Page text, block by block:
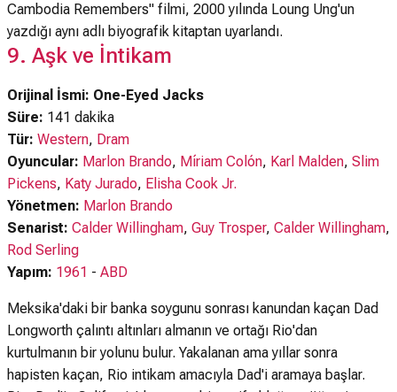
Cambodia Remembers" filmi, 2000 yılında Loung Ung'un
yazdığı aynı adlı biyografik kitaptan uyarlandı.
9. Aşk ve İntikam
Orijinal İsmi: One-Eyed Jacks
Süre: 141 dakika
Tür: Western, Dram
Oyuncular: Marlon Brando, Míriam Colón, Karl Malden, Slim
Pickens, Katy Jurado, Elisha Cook Jr.
Yönetmen: Marlon Brando
Senarist: Calder Willingham, Guy Trosper, Calder Willingham,
Rod Serling
Yapım: 1961 - ABD
Meksika'daki bir banka soygunu sonrası kanundan kaçan Dad
Longworth çalıntı altınları almanın ve ortağı Rio'dan
kurtulmanın bir yolunu bulur. Yakalanan ama yıllar sonra
hapisten kaçan, Rio intikam amacıyla Dad'i aramaya başlar.